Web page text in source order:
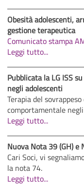
Obesità adolescenti,
gestione terapeutica
Comunicato stampa
Leggi tutto...
Pubblicata la LG ISS
negli adolescenti
Terapia del
comportamentale
Leggi tutto...
Nuova Nota 39 (GH)
Cari Soci, vi
la nota 74.
Leggi tutto...